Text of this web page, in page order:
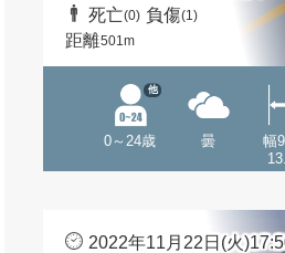
死亡(0) 負傷(1)
距離501m
0～24歳
他
曇
幅
2022年11月22日(火